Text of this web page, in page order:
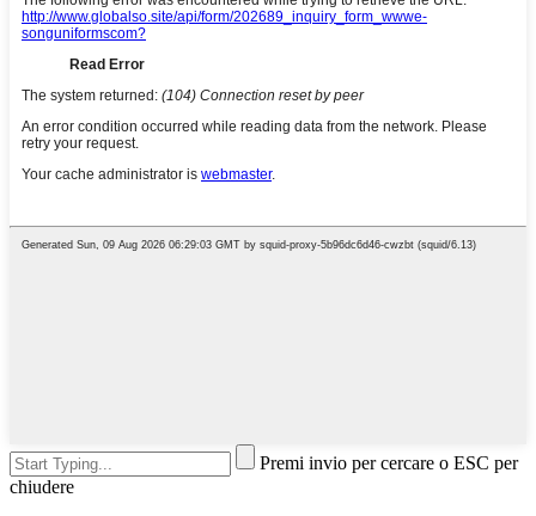
Premi invio per cercare o ESC per
chiudere